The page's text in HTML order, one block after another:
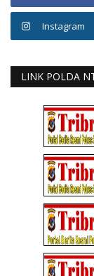
Instagram
LINK POLDA